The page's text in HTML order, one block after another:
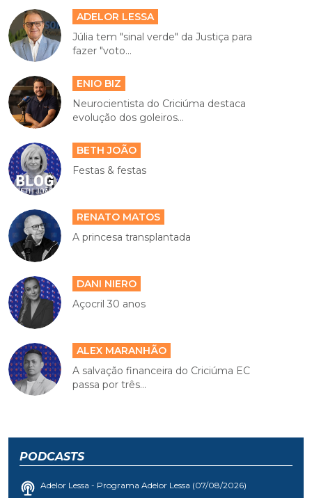
ADELOR LESSA
Júlia tem "sinal verde" da Justiça para
fazer "voto...
ENIO BIZ
Neurocientista do Criciúma destaca
evolução dos goleiros...
BETH JOÃO
Festas & festas
RENATO MATOS
A princesa transplantada
DANI NIERO
Açocril 30 anos
ALEX MARANHÃO
A salvação financeira do Criciúma EC
passa por três...
PODCASTS
Adelor Lessa - Programa Adelor Lessa (07/08/2026)